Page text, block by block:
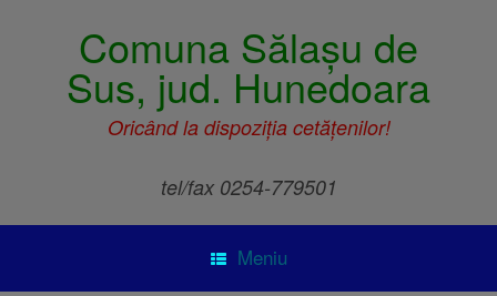
Comuna Sălașu de
Sus, jud. Hunedoara
Oricând la dispoziția cetățenilor!
tel/fax 0254-779501
Meniu